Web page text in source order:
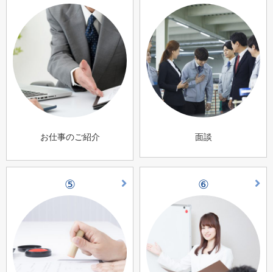
お仕事のご紹介 面談
⑤ ⑥